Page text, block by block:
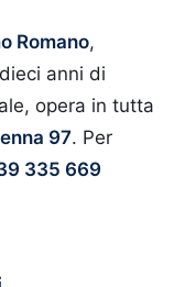
Romano,
anni di
opera in tutta
97. Per
335 669